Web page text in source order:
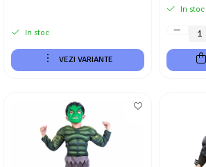
In stoc
VEZI VARIANTE
In stoc